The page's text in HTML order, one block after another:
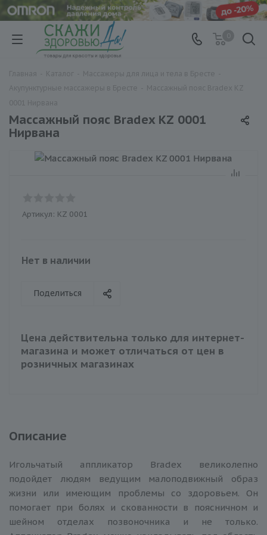
Массажный пояс Bradex KZ 0001
Нирвана
Артикул: KZ 0001
Нет в наличии
Поделиться
Цена действительна только для интернет-
магазина и может отличаться от цен в
розничных магазинах
Описание
Игольчатый аппликатор Bradex великолепно
подойдет людям ведущим малоподвижный образ
жизни или имеющим проблемы со здоровьем. Он
помогает при болях и скованности в поясничном и
шейном отделах позвоночника и не только.